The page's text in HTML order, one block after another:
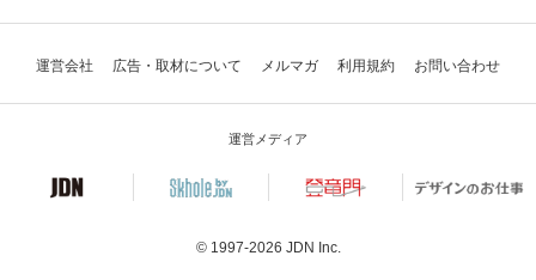
運営会社 広告・取材について メルマガ 利用規約 お問い合わせ
運営メディア
© 1997-2026 JDN Inc.